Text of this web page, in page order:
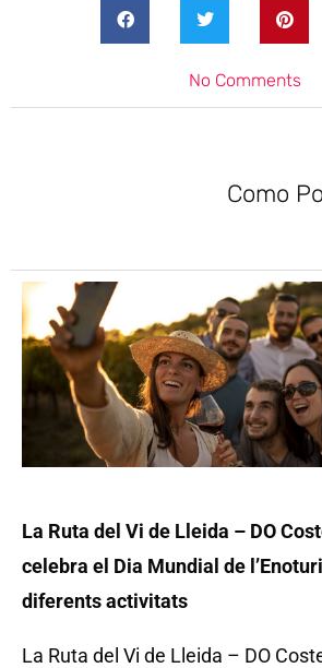
No Comments
Como
La Ruta del Vi de Lleida – DO
celebra el Dia Mundial de
diferents activitats
La Ruta del Vi de Lleida – DO